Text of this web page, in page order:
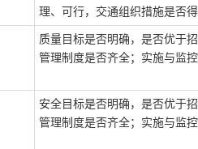
理、可行，交通组织措施是否
质量目标是否明确，是否优于
管理制度是否齐全；实施与监
安全目标是否明确，是否优于
管理制度是否齐全；实施与监